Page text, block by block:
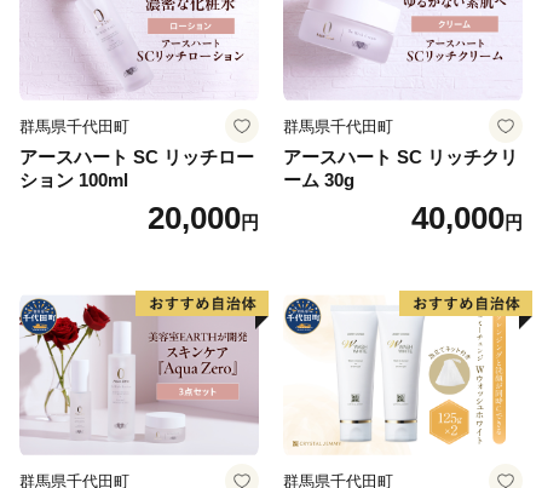
群馬県千代田町
アースハート SC リッチロー
ション 100ml
20,000円
群馬県千代田町
アースハート SC リッチクリ
ーム 30g
40,000円
群馬県千代田町 群馬県千代田町